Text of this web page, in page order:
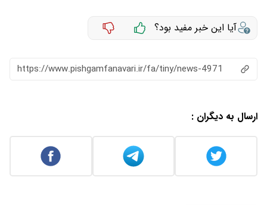
آیا این خبر مفید بود؟
https://www.pishgamfanavari.ir/fa/tiny/news-4971
ارسال به دیگران :